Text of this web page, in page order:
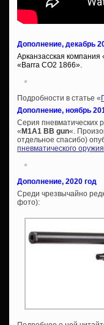
Дополнение, декабрь
Арканзасская
«Barra CO2 1866».
Подробности в статье «
Дополнение, ноябрь
Серия пневматических
« M1A1 BB gun«.
отдельное спасибо)
пневматического
Дополнение, 2020 год
Среди чрезвычайно
фото):